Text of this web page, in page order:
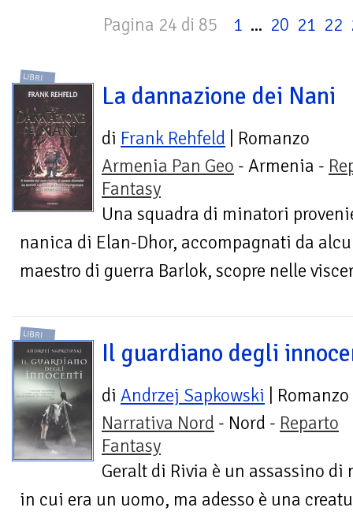
Pagina 24 di 85 1 ... 20 21 22
LIBRI
La dannazione dei Nani
di Frank Rehfeld | Romanzo
Armenia Pan Geo - Armenia -
Fantasy
Una squadra di minatori
nanica di Elan-Dhor, accompagnati da
maestro di guerra Barlok, scopre nelle
LIBRI
Il guardiano degli
di Andrzej Sapkowski | Romanzo
Narrativa Nord - Nord - Reparto
Fantasy
Geralt di Rivia è un assassino di
in cui era un uomo, ma adesso è una